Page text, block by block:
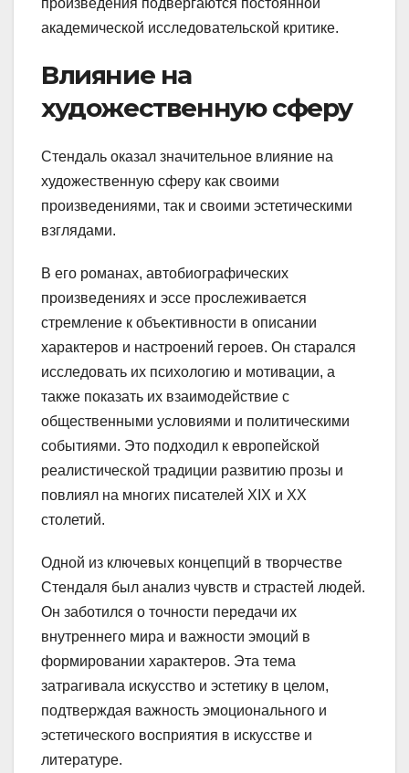
академической исследовательской критике.
Влияние на
художественную сферу
Стендаль оказал значительное влияние на
художественную сферу как своими
произведениями, так и своими эстетическими
взглядами.
В его романах, автобиографических
произведениях и эссе прослеживается
стремление к объективности в описании
характеров и настроений героев. Он старался
исследовать их психологию и мотивации, а
также показать их взаимодействие с
общественными условиями и политическими
событиями. Это подходил к европейской
реалистической традиции развитию прозы и
повлиял на многих писателей XIX и XX
столетий.
Одной из ключевых концепций в творчестве
Стендаля был анализ чувств и страстей людей.
Он заботился о точности передачи их
внутреннего мира и важности эмоций в
формировании характеров. Эта тема
затрагивала искусство и эстетику в целом,
подтверждая важность эмоционального и
эстетического восприятия в искусстве и
литературе.